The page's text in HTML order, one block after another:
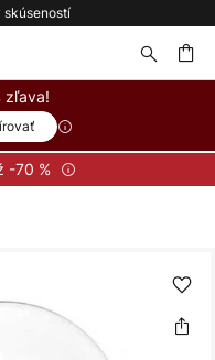
skúseností
zľava!
-70 %